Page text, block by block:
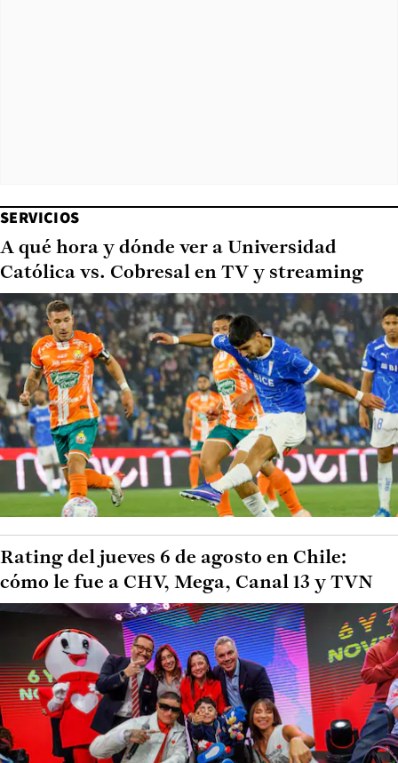
SERVICIOS
A qué hora y dónde ver a Universidad
Católica vs. Cobresal en TV y streaming
Rating del jueves 6 de agosto en Chile:
cómo le fue a CHV, Mega, Canal 13 y TVN